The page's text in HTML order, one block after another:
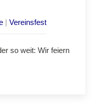
| Vereinsfest
so weit: Wir feiern